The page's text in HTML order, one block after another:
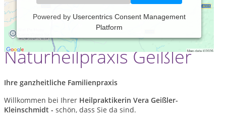
Powered by Usercentrics Consent Management
Platform
Willkommen in der
Naturheilpraxis Geißler
Ihre ganzheitliche Familienpraxis
Willkommen bei Ihrer Heilpraktikerin Vera Geißler-
Kleinschmidt - schön, dass Sie da sind.